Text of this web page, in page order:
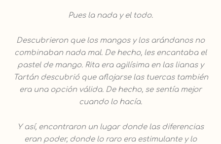
Pues la nada y el todo.
Descubrieron que los mangos y los arándanos no
combinaban nada mal. De hecho, les encantaba el
pastel de mango. Rita era agilísima en las lianas y
Tartán descubrió que aflojarse las tuercas también
era una opción válida. De hecho, se sentía mejor
cuando lo hacía.
Y así, encontraron un lugar donde las diferencias
eran poder, donde lo raro era estimulante y lo